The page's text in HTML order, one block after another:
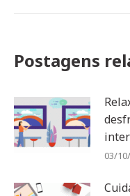
Postagens
03/